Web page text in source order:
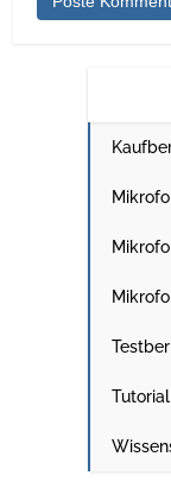
Tutorial